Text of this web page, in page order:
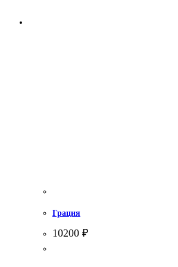
Грация
10200 ₽